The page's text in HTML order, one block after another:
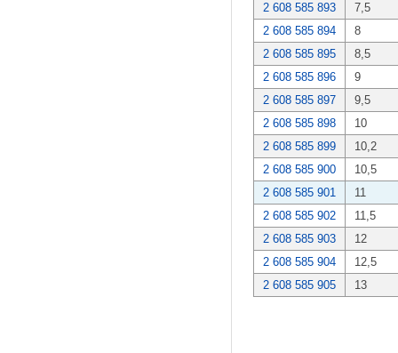
2 608 585 893
7,5
2 608 585 894
8
2 608 585 895
8,5
2 608 585 896
9
2 608 585 897
9,5
2 608 585 898
10
2 608 585 899
10,2
2 608 585 900
10,5
2 608 585 901
11
2 608 585 902
11,5
2 608 585 903
12
2 608 585 904
12,5
2 608 585 905
13